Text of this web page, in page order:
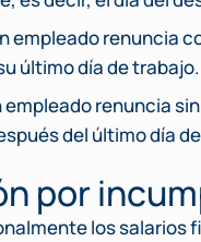
empleado renuncia
último día de trabajo.
renuncia
del último día
por
los